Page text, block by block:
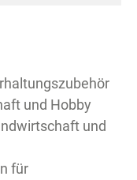
und Hobby
und
für